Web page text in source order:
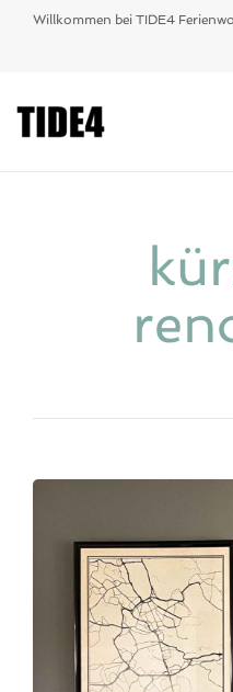
Willkommen bei TIDE4